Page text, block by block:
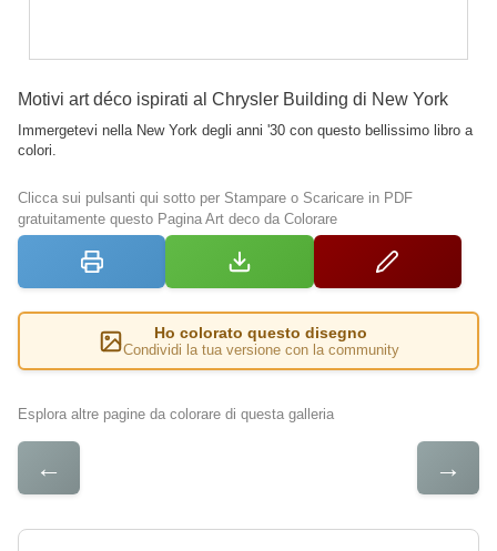
Motivi art déco ispirati al Chrysler Building di New York
Immergetevi nella New York degli anni '30 con questo bellissimo libro a
colori.
Clicca sui pulsanti qui sotto per Stampare o Scaricare in PDF
gratuitamente questo Pagina Art deco da Colorare
Ho colorato questo disegno
Condividi la tua versione con la community
Esplora altre pagine da colorare di questa galleria
← →